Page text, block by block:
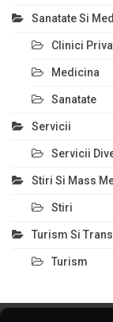
Sanatate Si
Clinici
Medicina
Sanatate
Servicii
Servicii
Stiri Si Mass
Stiri
Turism Si
Turism